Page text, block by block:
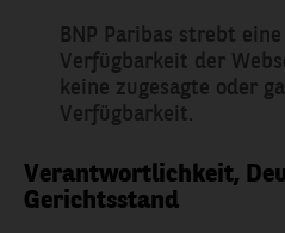
BNP Paribas strebt
Verfügbarkeit der
keine zugesagte oder
Verfügbarkeit.
Verantwortlichkeit,
Gerichtsstand